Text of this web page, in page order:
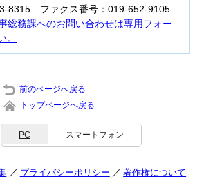
8315 ファクス番号：019-652-9105
総務課へのお問い合わせは専用フォー
。
前のページへ戻る
トップページへ戻る
PC スマートフォン
プライバシーポリシー 著作権について